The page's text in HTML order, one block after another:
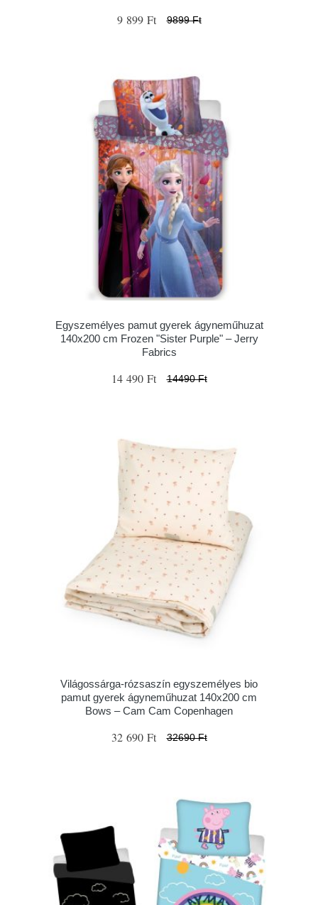
9 899 Ft 9899 Ft
Egyszemélyes pamut gyerek ágyneműhuzat
140x200 cm Frozen "Sister Purple" – Jerry
Fabrics
14 490 Ft 14490 Ft
Világossárga-rózsaszín egyszemélyes bio
pamut gyerek ágyneműhuzat 140x200 cm
Bows – Cam Cam Copenhagen
32 690 Ft 32690 Ft